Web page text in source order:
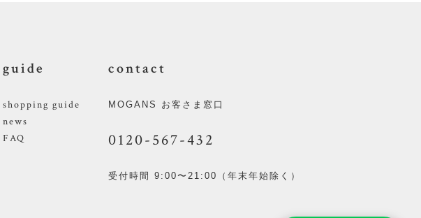
guide
shopping guide
news
FAQ
contact
MOGANS お客さま窓口
0120-567-432
受付時間 9:00〜21:00（年末年始除く）